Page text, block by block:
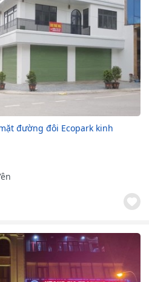
đường đôi Ecopark kinh